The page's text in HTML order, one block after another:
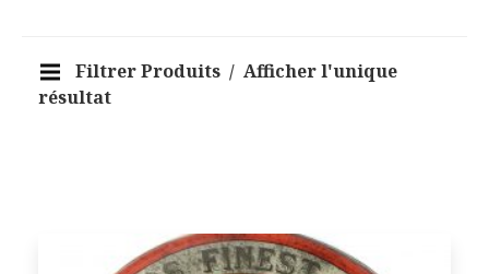
Filtrer Produits
Afficher l'unique
résultat